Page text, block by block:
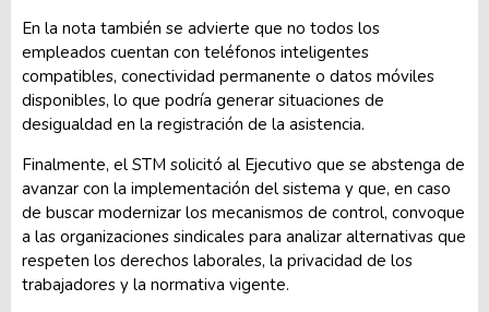
En la nota también se advierte que no todos los
empleados cuentan con teléfonos inteligentes
compatibles, conectividad permanente o datos móviles
disponibles, lo que podría generar situaciones de
desigualdad en la registración de la asistencia.
Finalmente, el STM solicitó al Ejecutivo que se abstenga de
avanzar con la implementación del sistema y que, en caso
de buscar modernizar los mecanismos de control, convoque
a las organizaciones sindicales para analizar alternativas que
respeten los derechos laborales, la privacidad de los
trabajadores y la normativa vigente.